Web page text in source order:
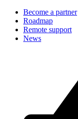
Become a partner
Roadmap
Remote support
News